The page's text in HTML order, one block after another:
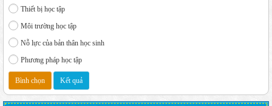
Thiết bị học tập
Môi trường học tập
Nỗ lực của bản thân học sinh
Phương pháp học tập